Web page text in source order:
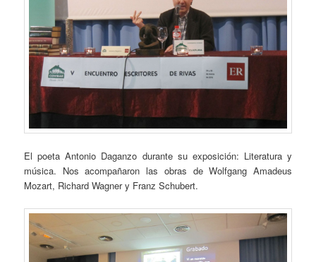
El poeta Antonio Daganzo durante su exposición: Literatura y
música. Nos acompañaron las obras de Wolfgang Amadeus
Mozart, Richard Wagner y Franz Schubert.